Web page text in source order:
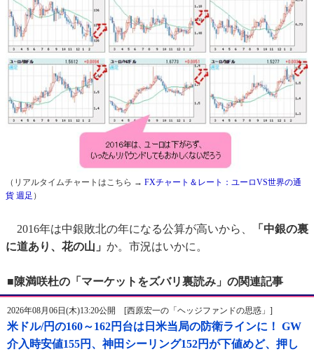
（リアルタイムチャートはこちら → FXチャート＆レート：ユーロVS世界の通
貨 週足 ）
2016年は中銀敗北の年になる公算が高いから、
「中銀の裏
に道あり、花の山」 か。市況はいかに。
■陳満咲杜の「マーケットをズバリ裏読み」の関連記事
2026年08月06日(木)13:20公開 [西原宏一の「ヘッジファンドの思惑」]
米ドル/円の160～162円台は日米当局の防衛ラインに！ GW
介入時安値155円、神田シーリング152円が下値めど、押し